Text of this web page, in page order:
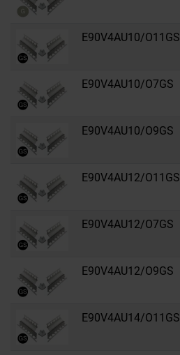
E90V4AU10/O11GS
E90V4AU10/O7GS
E90V4AU10/O9GS
E90V4AU12/O11GS
E90V4AU12/O7GS
E90V4AU12/O9GS
E90V4AU14/O11GS